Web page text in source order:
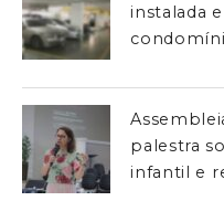
instalada
palestra
infantil e